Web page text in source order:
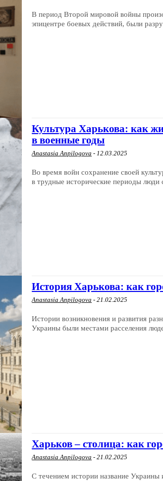
В период Второй мировой войны
эпицентре боевых действий, были
Культура Харькова: как
в военные годы
Anastasia Anpilogova - 12.03.2025
Во время войн сохранение своей
в трудные исторические периоды люди
История Харькова: как
Anastasia Anpilogova - 21.02.2025
Истории возникновения и развития
Украины были местами расселения
Харьков – столица: как
Anastasia Anpilogova - 21.02.2025
С течением истории название Украины